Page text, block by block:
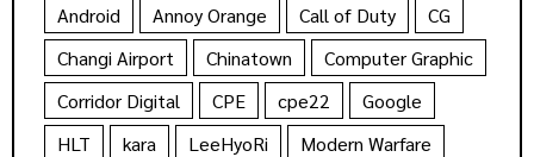
Android
Annoy Orange Call of Duty
CG
Changi Airport
Chinatown
Computer Graphic
Corridor Digital
CPE cpe22
Google
HLT
kara LeeHyoRi
Modern Warfare